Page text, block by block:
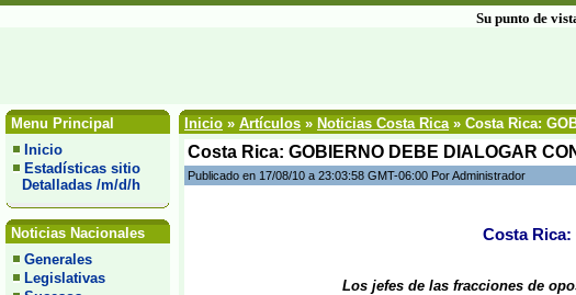
Su punto de
Menu Principal
Inicio
Estadísticas sitio
Detalladas /m/d/h
Noticias Nacionales
Generales
Legislativas
Inicio » Artículos » Noticias Costa Rica» Costa Rica:
Costa Rica: GOBIERNO DEBE DIALOGAR
Publicado en 17/08/10 a 23:03:58 GMT-06:00 Por Administrador
Costa Rica:
Los jefes de las fracciones de